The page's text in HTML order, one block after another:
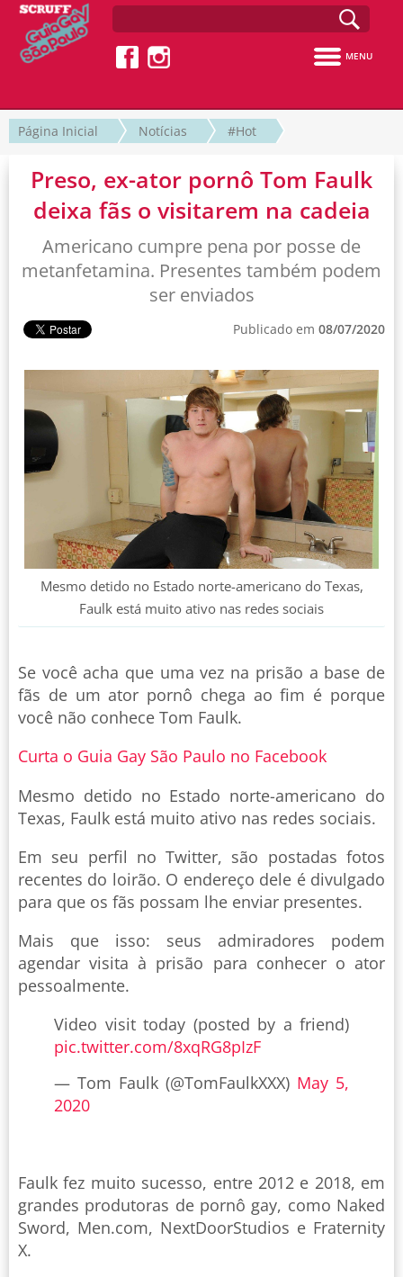
MENU
Página Inicial Notícias #Hot
Preso, ex-ator pornô Tom Faulk
deixa fãs o visitarem na cadeia
Americano cumpre pena por posse de
metanfetamina. Presentes também podem
ser enviados
Publicado em 08/07/2020
Mesmo detido no Estado norte-americano do Texas,
Faulk está muito ativo nas redes sociais
Se você acha que uma vez na prisão a base de
fãs de um ator pornô chega ao fim é porque
você não conhece Tom Faulk.
Curta o Guia Gay São Paulo no Facebook
Mesmo detido no Estado norte-americano do
Texas, Faulk está muito ativo nas redes sociais.
Em seu perfil no Twitter, são postadas fotos
recentes do loirão. O endereço dele é divulgado
para que os fãs possam lhe enviar presentes.
Mais que isso: seus admiradores podem
agendar visita à prisão para conhecer o ator
pessoalmente.
Video visit today (posted by a friend)
pic.twitter.com/8xqRG8pIzF
— Tom Faulk (@TomFaulkXXX) May 5,
2020
Faulk fez muito sucesso, entre 2012 e 2018, em
grandes produtoras de pornô gay, como Naked
Sword, Men.com, NextDoorStudios e Fraternity
X.